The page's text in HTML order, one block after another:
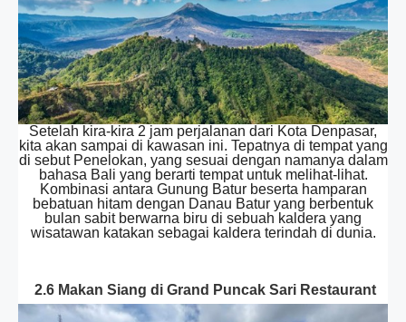
Setelah kira-kira 2 jam perjalanan dari Kota Denpasar,
kita akan sampai di kawasan ini. Tepatnya di tempat yang
di sebut Penelokan, yang sesuai dengan namanya dalam
bahasa Bali yang berarti tempat untuk melihat-lihat.
Kombinasi antara Gunung Batur beserta hamparan
bebatuan hitam dengan Danau Batur yang berbentuk
bulan sabit berwarna biru di sebuah kaldera yang
wisatawan katakan sebagai kaldera terindah di dunia.
2.6 Makan Siang di Grand Puncak Sari Restaurant